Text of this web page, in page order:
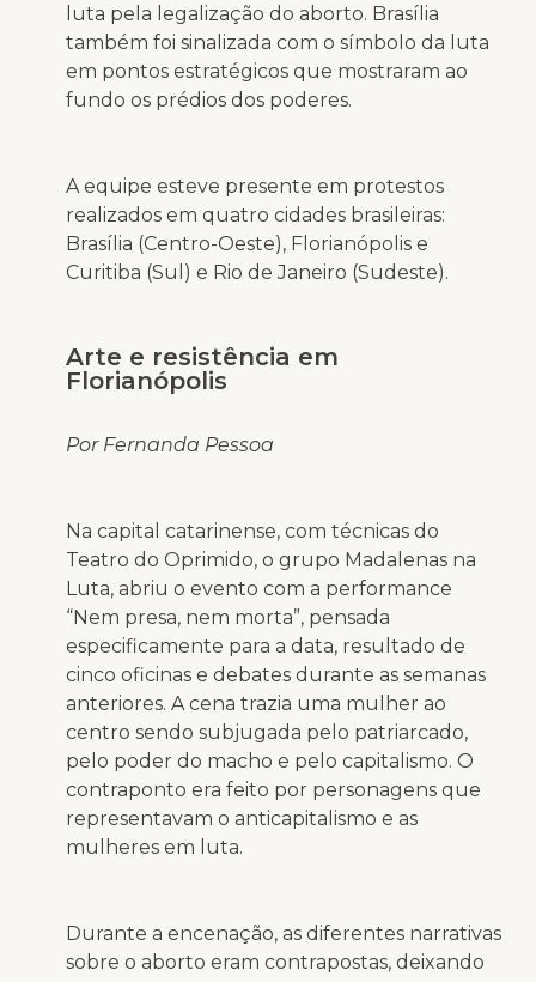
luta pela legalização do aborto. Brasília
também foi sinalizada com o símbolo da luta
em pontos estratégicos que mostraram ao
fundo os prédios dos poderes.
A equipe esteve presente em protestos
realizados em quatro cidades brasileiras:
Brasília (Centro-Oeste), Florianópolis e
Curitiba (Sul) e Rio de Janeiro (Sudeste).
Arte e resistência em
Florianópolis
Por Fernanda Pessoa
Na capital catarinense, com técnicas do
Teatro do Oprimido, o grupo Madalenas na
Luta, abriu o evento com a performance
“Nem presa, nem morta”, pensada
especificamente para a data, resultado de
cinco oficinas e debates durante as semanas
anteriores. A cena trazia uma mulher ao
centro sendo subjugada pelo patriarcado,
pelo poder do macho e pelo capitalismo. O
contraponto era feito por personagens que
representavam o anticapitalismo e as
mulheres em luta.
Durante a encenação, as diferentes narrativas
sobre o aborto eram contrapostas, deixando